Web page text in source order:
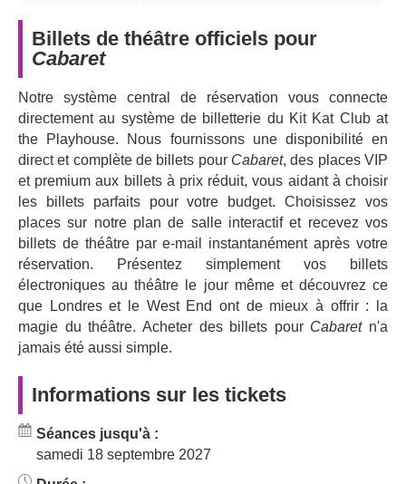
les personnages principaux qui brillent dans ce
spectacle. Une troupe et une troupe de prologue
permettent également au public de passer une soirée
inoubliable au Kit Kat Club.
Jake Shearsest surtout connu comme le chanteur
principal des Scissor Sisters etde Rebecca Lucy Taylor
pour son rôle de Self Esteem. Elle fait ses débuts dans le
West End.Luke Treadwaya déjà enchanté le public
dans L'Étrange Incident du Chien pendant la Nuitet
Cara Delevingne dansAnna Karénine.Taite-Elliot Drew
travaille sur scène et au cinéma depuis l'obtention de son
diplôme d'art dramatique en 2016, avec notamment des
rôles dansThe Beggars OperaetInto The Woods.
Michael Ahomka-Lindsay a quant à lui été nominé aux
WhatsOnStage Awards pour sa performance dans la
Cabaret a été créé en 1966 avec un livret de
Masteroff
deFred Ebb, d'après la pièce de
récits de Christopher Isherwood. Il a été repris à de
Billets de théâtre officiels pour
Cabaret
Notre système central de réservation vous connecte
directement au système de billetterie du Kit Kat Club at
the Playhouse. Nous fournissons une disponibilité en
direct et complète de billets pour Cabaret, des places VIP
et premium aux billets à prix réduit, vous aidant à choisir
les billets parfaits pour votre budget. Choisissez vos
places sur notre plan de salle interactif et recevez vos
billets de théâtre par e-mail instantanément après votre
réservation. Présentez simplement vos billets
électroniques au théâtre le jour même et découvrez ce
que Londres et le West End ont de mieux à offrir : la
magie du théâtre. Acheter des billets pour Cabaretn'a
jamais été aussi simple.
Informations sur les tickets
Séances jusqu'à :
samedi 18 septembre 2027